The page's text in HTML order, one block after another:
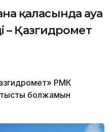
қаласында ауа
– Қазгидромет
РМК
болжамын